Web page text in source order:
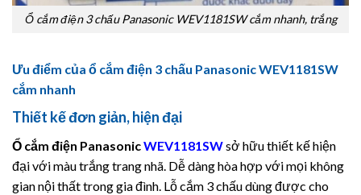
Ổ cắm điện 3 chấu Panasonic WEV1181SW cắm nhanh, trắng
Ưu điểm của ổ cắm điện 3 chấu Panasonic WEV1181SW
cắm nhanh
Thiết kế đơn giản, hiện đại
Ổ cắm điện PanasonicWEV1181SWsở hữu thiết kế hiện
đại với màu trắng trang nhã. Dễ dàng hòa hợp với mọi không
gian nội thất trong gia đình. Lỗ cắm 3 chấu dùng được cho